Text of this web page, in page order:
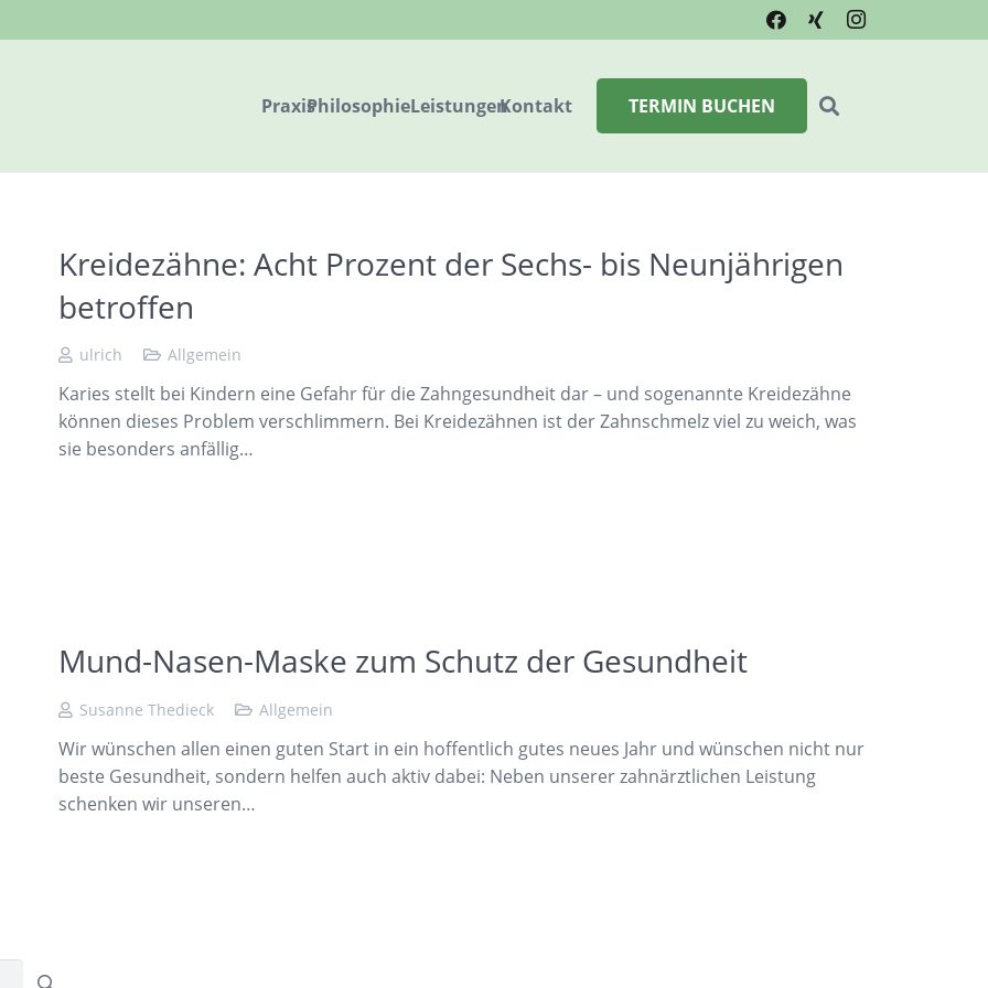
PraxisPhilosophieLeistungenKontakt TERMIN BUCHEN
Kreidezähne: Acht Prozent der Sechs- bis Neunjährigen
betroffen
ulrich Allgemein
Karies stellt bei Kindern eine Gefahr für die Zahngesundheit dar – und sogenannte Kreidezähne
können dieses Problem verschlimmern. Bei Kreidezähnen ist der Zahnschmelz viel zu weich, was
sie besonders anfällig…
Mund-Nasen-Maske zum Schutz der Gesundheit
Susanne Thedieck Allgemein
Wir wünschen allen einen guten Start in ein hoffentlich gutes neues Jahr und wünschen nicht nur
beste Gesundheit, sondern helfen auch aktiv dabei: Neben unserer zahnärztlichen Leistung
schenken wir unseren…